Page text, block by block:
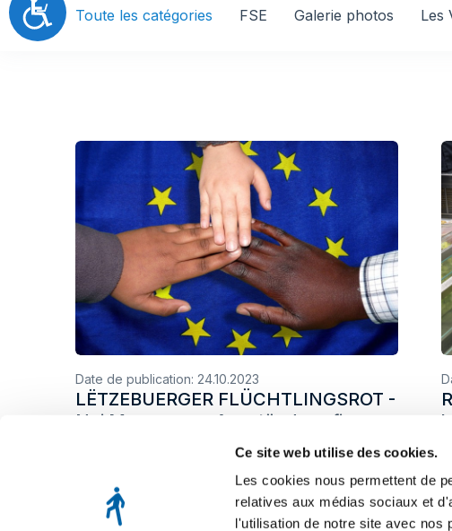
Accessibilité
Ce site web utilise des cookies.
Les cookies nous permettent de
relatives aux médias sociaux et
l'utilisation de notre site avec nos
Toute les catégories FSE Galerie photos Les
Date de publication: 24.10.2023
LËTZEBUERGER FLÜCHTLINGSROT -
Nei Mesuren en Ageständnes fir
gescheitert Immigratiounspolitik -
radio 100,7 - 24.10.2023